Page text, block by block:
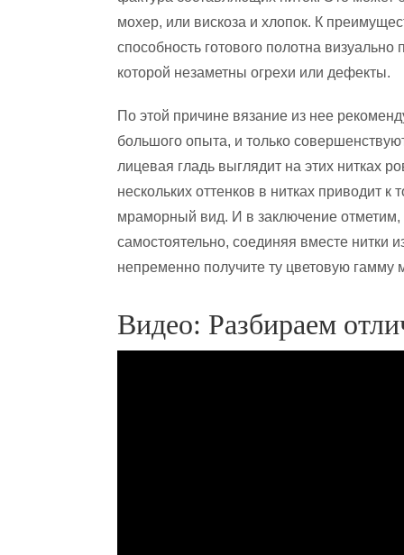
мохер, или вискоза и хлопок. К
способность готового полотна
которой незаметны огрехи или дефекты.
По этой причине вязание из нее
большого опыта, и только
лицевая гладь выглядит на этих нитках
нескольких оттенков в нитках приводит к
мраморный вид. И в заключение отметим,
самостоятельно, соединяя вместе нитки
непременно получите ту цветовую гамму
Видео: Разбираем